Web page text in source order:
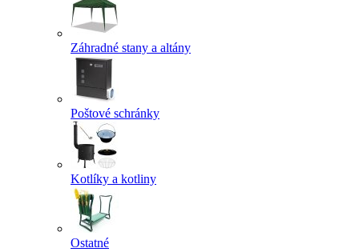
Záhradné stany a altány
Poštové schránky
Kotlíky a kotliny
Ostatné